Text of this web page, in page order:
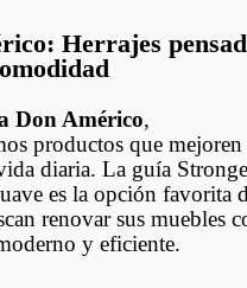
Herrajes
Don Américo,
productos que mejoren
diaria. La guía
es la opción favorita
renovar sus muebles
y eficiente.